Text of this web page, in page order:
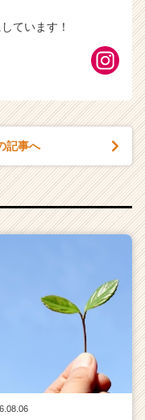
ています！
記事へ